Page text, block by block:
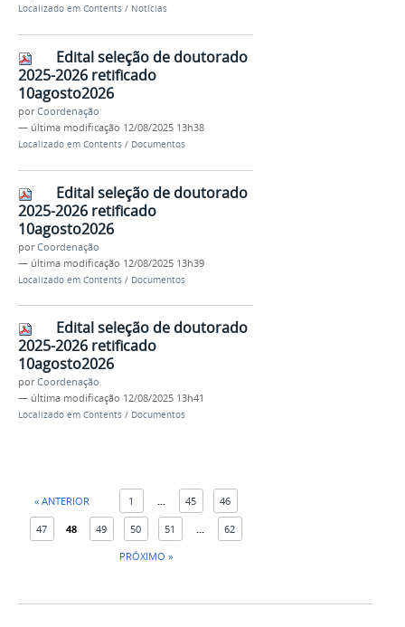
Localizado em Contents / Notícias
Edital seleção de doutorado
2025-2026 retificado
10agosto2026
porCoordenação
— última modificação 12/08/2025 13h38
Localizado em Contents / Documentos
Edital seleção de doutorado
2025-2026 retificado
10agosto2026
porCoordenação
— última modificação 12/08/2025 13h39
Localizado em Contents / Documentos
Edital seleção de doutorado
2025-2026 retificado
10agosto2026
porCoordenação
— última modificação 12/08/2025 13h41
Localizado em Contents / Documentos
« ANTERIOR 1 ... 45 46
47 48 49 50 51 ...
62
PRÓXIMO »